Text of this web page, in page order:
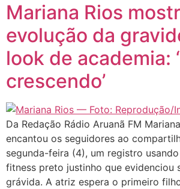
Mariana Rios
evolução da
look de academia:
crescendo’
Da Redação Rádio Aruanã FM
encantou os seguidores ao
segunda-feira (4), um registro
fitness preto justinho que evidenciou
grávida. A atriz espera o primeiro